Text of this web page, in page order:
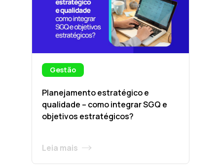
Gestão
Planejamento estratégico e
qualidade – como integrar SGQ e
objetivos estratégicos?
Leia mais